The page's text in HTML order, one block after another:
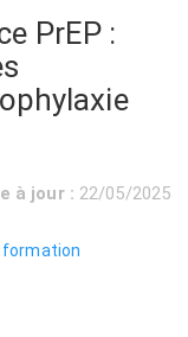
PrEP :
à jour : 22/05/2025
formation